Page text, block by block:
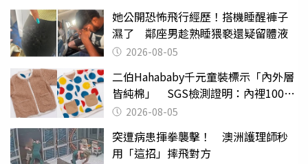
她公開恐怖飛行經歷！搭機睡醒褲子
濕了 鄰座男趁熟睡猥褻還疑留體液
2026-08-05
二伯Hahababy千元童裝標示「內外層
皆純棉」 SGS檢測證明：內裡100%
聚酯纖維
2026-08-05
突遭病患揮拳襲擊！ 澳洲護理師秒
用「這招」摔飛對方